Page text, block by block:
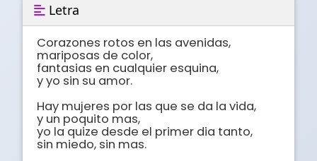
Letra
Corazones rotos en las avenidas,
mariposas de color,
fantasias en cualquier esquina,
y yo sin su amor.
Hay mujeres por las que se da la vida,
y un poquito mas,
yo la quize desde el primer dia tanto,
sin miedo, sin mas.